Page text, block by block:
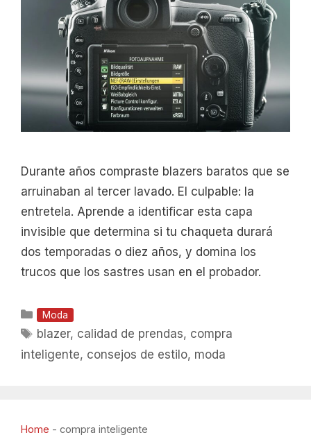
Durante años compraste blazers baratos que se
arruinaban al tercer lavado. El culpable: la
entretela. Aprende a identificar esta capa
invisible que determina si tu chaqueta durará
dos temporadas o diez años, y domina los
trucos que los sastres usan en el probador.
Categorías
Moda
Etiquetas
blazer, calidad de prendas, compra
inteligente, consejos de estilo, moda
Home - compra inteligente